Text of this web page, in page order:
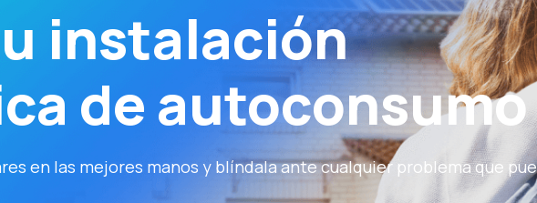
instalación
de autoconsumo
en las mejores manos y blíndala ante cualquier problema que